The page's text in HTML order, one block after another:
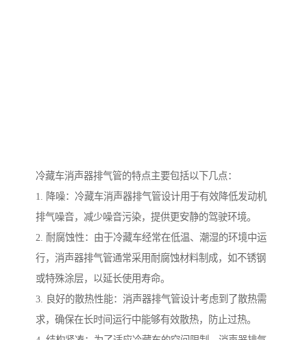
冷藏车消声器排气管的特点主要包括以下几点：
1. 降噪：冷藏车消声器排气管设计用于有效降低发动机
排气噪音，减少噪音污染，提供更安静的驾驶环境。
2. 耐腐蚀性：由于冷藏车经常在低温、潮湿的环境中运
行，消声器排气管通常采用耐腐蚀材料制成，如不锈钢
或特殊涂层，以延长使用寿命。
3. 良好的散热性能：消声器排气管设计考虑到了散热需
求，确保在长时间运行中能够有效散热，防止过热。